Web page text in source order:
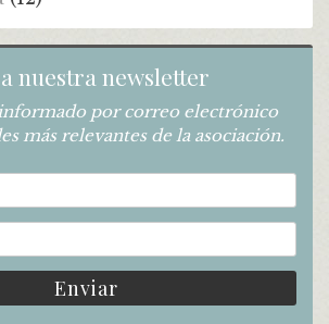
nuestra newsletter
por correo electrónico
más relevantes de la asociación.